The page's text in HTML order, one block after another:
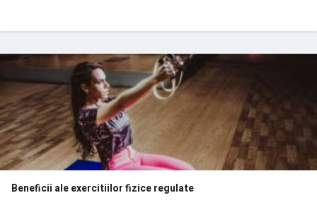
Beneficii ale exercitiilor fizice regulate